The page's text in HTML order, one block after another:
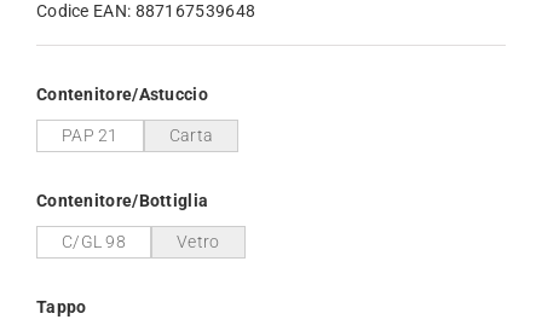
Codice EAN: 887167539648
Contenitore/Astuccio
PAP 21 Carta
Contenitore/Bottiglia
C/GL 98 Vetro
Tappo